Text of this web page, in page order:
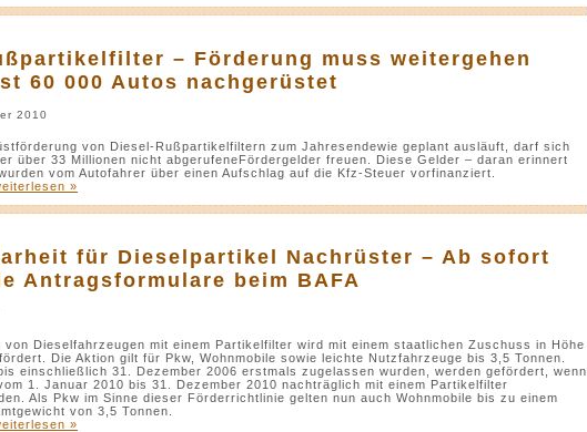
– Förderung muss weitergehen
60 000 Autos nachgerüstet
2010
von Diesel-Rußpartikelfiltern zum Jahresendewie geplant ausläuft, darf sich
über 33 Millionen nicht abgerufeneFördergelder freuen. Diese Gelder – daran erinnert
vom Autofahrer über einen Aufschlag auf die Kfz-Steuer vorfinanziert.
»
für Dieselpartikel Nachrüster – Ab sofort
Antragsformulare beim BAFA
von Dieselfahrzeugen mit einem Partikelfilter wird mit einem staatlichen Zuschuss in Höhe
Die Aktion gilt für Pkw, Wohnmobile sowie leichte Nutzfahrzeuge bis 3,5 Tonnen.
einschließlich 31. Dezember 2006 erstmals zugelassen wurden, werden gefördert, wenn
1. Januar 2010 bis 31. Dezember 2010 nachträglich mit einem Partikelfilter
Als Pkw im Sinne dieser Förderrichtlinie gelten nun auch Wohnmobile bis zu einem
von 3,5 Tonnen.
»